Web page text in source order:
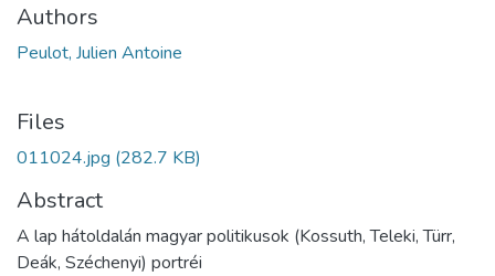
Authors
Peulot, Julien Antoine
Files
011024.jpg (282.7 KB)
Abstract
A lap hátoldalán magyar politikusok (Kossuth, Teleki, Türr,
Deák, Széchenyi) portréi